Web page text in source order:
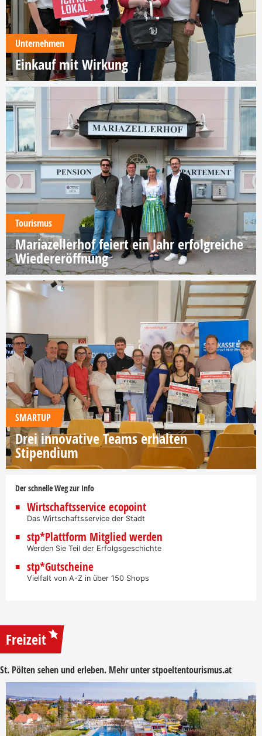
Unternehmen
Einkauf mit Wirkung
Tourismus
Mariazellerhof feiert ein Jahr erfolgreiche
Wiedereröffnung
SMARTUP
Drei innovative Teams erhalten
Stipendium
Der schnelle Weg zur Info
Wirtschaftsservice ecopoint
Das Wirtschaftsservice der Stadt
stp*Plattform Mitglied werden
Werden Sie Teil der Erfolgsgeschichte
stp*Gutscheine
Vielfalt von A-Z in über 150 Shops
Freizeit
St. Pölten sehen und erleben. Mehr unterstpoeltentourismus.at